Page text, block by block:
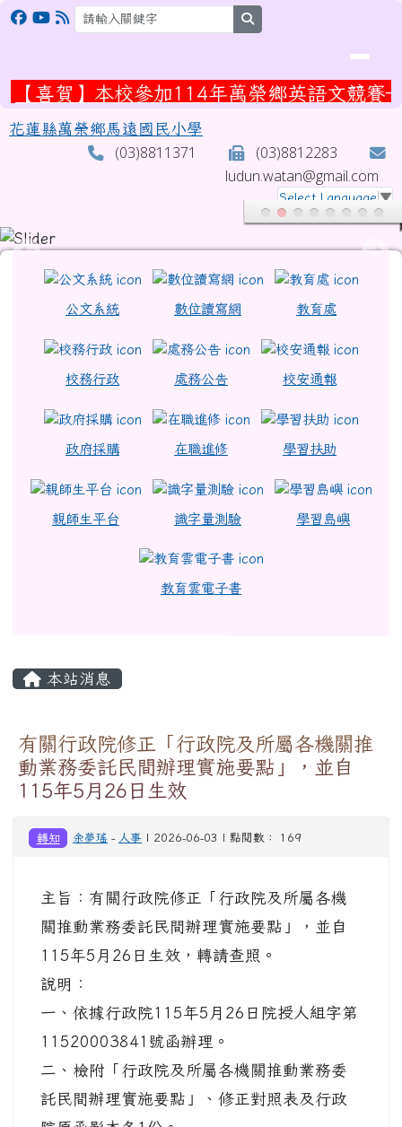
跳至主內容區
花蓮縣萬榮鄉馬遠國民小學
【喜賀】本校參加114年萬榮鄉英語文競
花蓮縣萬榮鄉馬遠國民小學
(03)8811371
(03)8812283
ludun.watan@gmail.com
Select Language ▼
公文系統 數位讀寫網 教育處
校務行政 處務公告 校安通報
政府採購 在職進修 學習扶助
親師生平台 識字量測驗 學習島嶼
教育雲電子書
本站消息
有關行政院修正「行政院及所屬各機關推
動業務委託民間辦理實施要點」，並自
115年5月26日生效
轉知 余夢瑤 - 人事 | 2026-06-03 | 點閱數： 169
主旨：有關行政院修正「行政院及所屬各機
關推動業務委託民間辦理實施要點」，並自
115年5月26日生效，轉請查照。
說明：
一、依據行政院115年5月26日院授人組字第
11520003841號函辦理。
二、檢附「行政院及所屬各機關推動業務委
託民間辦理實施要點」、修正對照表及行政
頁尾區域